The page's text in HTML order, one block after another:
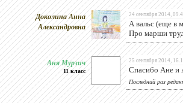
Доколина Анна
Александровна
24 сентября 2014,
А вальс (еще в
Про марши
Аня Мурзич
11 класс
25 сентября 2014,
Спасибо Ане и
Последний раз